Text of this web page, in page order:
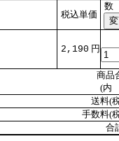
税込単価
数
2,190 円
商品
(内
送料(
手数料(
合